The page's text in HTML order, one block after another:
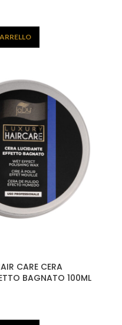
CARE CERA
BAGNATO 100ML